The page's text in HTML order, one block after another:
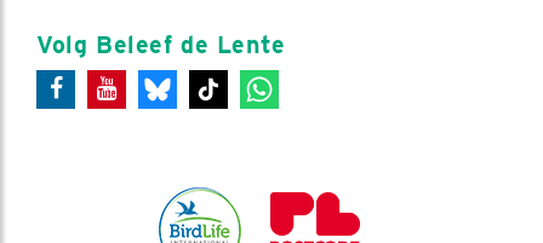
Volg Beleef de Lente